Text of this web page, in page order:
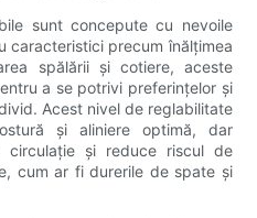
sunt concepute cu nevoile
caracteristici precum înălțimea
spălării și cotiere, aceste
a se potrivi preferințelor și
Acest nivel de reglabilitate
și aliniere optimă, dar
și reduce riscul de
cum ar fi durerile de spate și